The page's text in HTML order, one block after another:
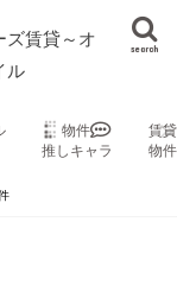
ズ賃貸～オ
ル
search
物件
推しキャラ
賃
物